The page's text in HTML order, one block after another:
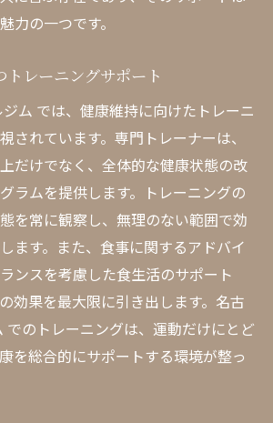
力の一つです。
レーニングサポート
ム では、健康維持に向けたトレーニ
されています。専門トレーナーは、
だけでなく、全体的な健康状態の改
ラムを提供します。トレーニングの
を常に観察し、無理のない範囲で効
ます。また、食事に関するアドバイ
ンスを考慮した食生活のサポート
効果を最大限に引き出します。名古
でのトレーニングは、運動だけにとど
を総合的にサポートする環境が整っ